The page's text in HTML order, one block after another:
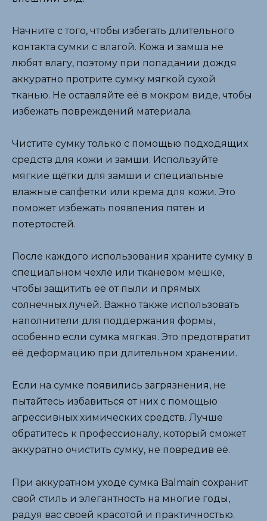
Начните с того, чтобы избегать длительного
контакта сумки с влагой. Кожа и замша не
любят влагу, поэтому при попадании дождя
аккуратно протрите сумку мягкой сухой
тканью. Не оставляйте её в мокром виде, чтобы
избежать повреждений материала.
Чистите сумку только с помощью подходящих
средств для кожи и замши. Используйте
мягкие щётки для замши и специальные
влажные салфетки или крема для кожи. Это
поможет избежать появления пятен и
потертостей.
После каждого использования храните сумку в
специальном чехле или тканевом мешке,
чтобы защитить её от пыли и прямых
солнечных лучей. Важно также использовать
наполнители для поддержания формы,
особенно если сумка мягкая. Это предотвратит
её деформацию при длительном хранении.
Если на сумке появились загрязнения, не
пытайтесь избавиться от них с помощью
агрессивных химических средств. Лучше
обратитесь к профессионалу, который сможет
аккуратно очистить сумку, не повредив её.
При аккуратном уходе сумка Balmain сохранит
свой стиль и элегантность на многие годы,
радуя вас своей красотой и практичностью.